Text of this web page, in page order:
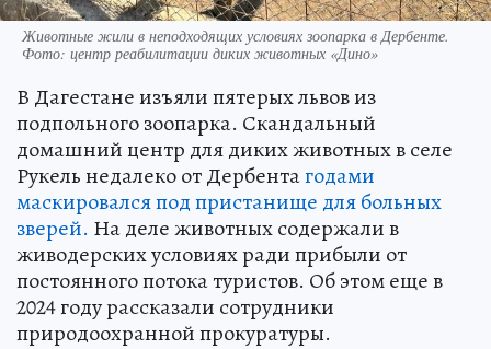
Животные жили в неподходящих условиях зоопарка в Дербенте.
Фото: центр реабилитации диких животных «Дино»
В Дагестане изъяли пятерых львов из
подпольного зоопарка. Скандальный
домашний центр для диких животных в селе
Рукель недалеко от Дербентагодами
маскировался под пристанище для больных
зверей. На деле животных содержали в
живодерских условиях ради прибыли от
постоянного потока туристов. Об этом еще в
2024 году рассказали сотрудники
природоохранной прокуратуры.